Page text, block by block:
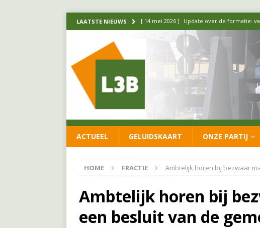
LAATSTE NIEUWS [ 14 mei 2026 ] Update over de formatie:
[ 1 april 2026 ] Ontwikkelingen
[ 26 juni 2026 ] Leefbaar 3B en CDA
Leefbaar 3B kritisch op
[ 20 mei 2026 ] Leefbaar 3B ondersteunt
ACTUEEL GELUIDSKAART ONZE PARTIJ
HOME FRACTIE Ambtelijk horen bij bezwaar
Ambtelijk horen bij
een besluit van de